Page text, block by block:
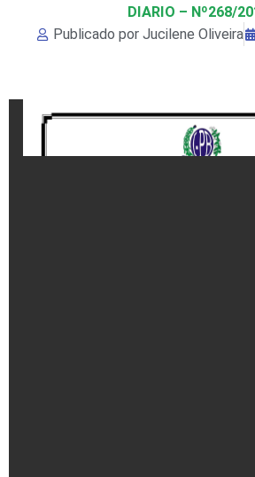
DIARIO – Nº268/
Publicado por Jucilene Oliveira